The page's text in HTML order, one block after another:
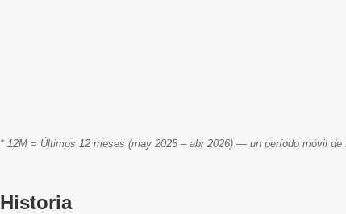
* 12M = Últimos 12 meses (may 2025 – abr 2026) — un período móvil de
Historia